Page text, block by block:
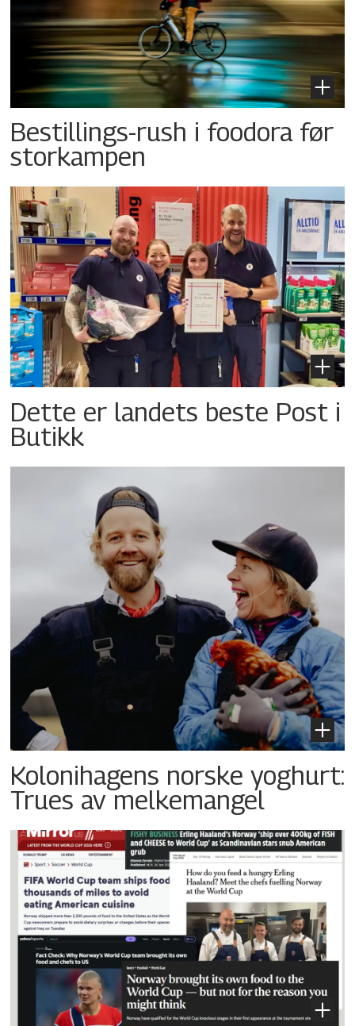
Bestillings-rush i foodora før
storkampen
Dette er landets beste Post i
Butikk
Kolonihagens norske yoghurt:
Trues av melkemangel